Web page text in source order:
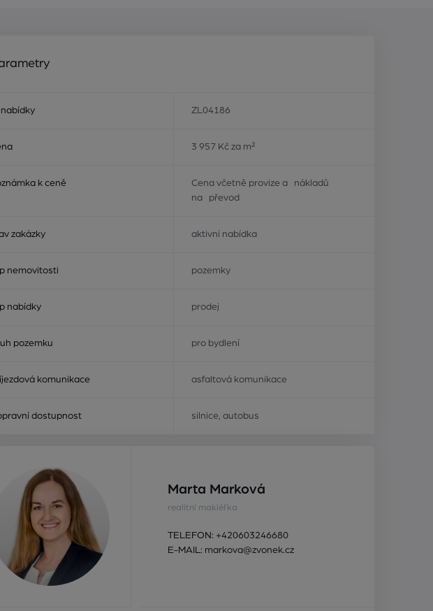
nabídky ZL04186
3 957 Kč za m²
k ceně
Cena včetně provize a nákladů
na převod
zakázky aktivní nabídka
nemovitosti pozemky
nabídky prodej
pozemku pro bydlení
komunikace asfaltová komunikace
dostupnost silnice, autobus
Marta Marková
realitní makléřka
TELEFON: +420603246680
E-MAIL: markova@zvonek.cz